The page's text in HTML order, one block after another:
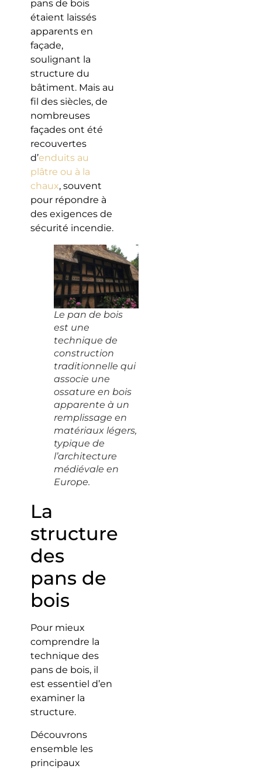
pans de bois
étaient laissés
apparents en
façade,
soulignant la
structure du
bâtiment. Mais au
fil des siècles, de
nombreuses
façades ont été
recouvertes
d’enduits au
plâtre ou à la
chaux, souvent
pour répondre à
des exigences de
sécurité incendie.
Le pan de bois
est une
technique de
construction
traditionnelle qui
associe une
ossature en bois
apparente à un
remplissage en
matériaux légers,
typique de
l’architecture
médiévale en
Europe.
La
structure
des
pans de
bois
Pour mieux
comprendre la
technique des
pans de bois, il
est essentiel d’en
examiner la
structure.
Découvrons
ensemble les
principaux